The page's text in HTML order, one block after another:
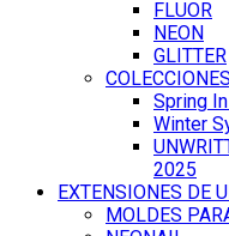
FLUOR
NEON
GLITTER
Spring
Winter
2025
EXTENSIONES DE
MOLDES